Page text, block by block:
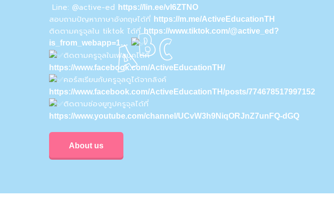
Line: @active-ed https://lin.ee/vI6ZTNO
สอบถามปัญหาภาษาอังกฤษได้ที่ https://m.me/ActiveEducationTH
ติดตามครูจุลใน tiktok ได้ที่https://www.tiktok.com/@active_ed?
is_from_webapp=1…
ติดตามครูจุลในเฟสบุคได้ที่
https://www.facebook.com/ActiveEducationTH/
คอร์สเรียนกับครูจุลดูได้จากลิงค์
https://www.facebook.com/ActiveEducationTH/posts/774678517997152
ติดตามช่องยูทูปครูจุลได้ที่
https://www.youtube.com/channel/UCvW3h9NiqORJnZ7unFQ-dGQ
About us